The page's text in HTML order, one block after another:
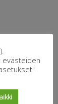
evästeiden